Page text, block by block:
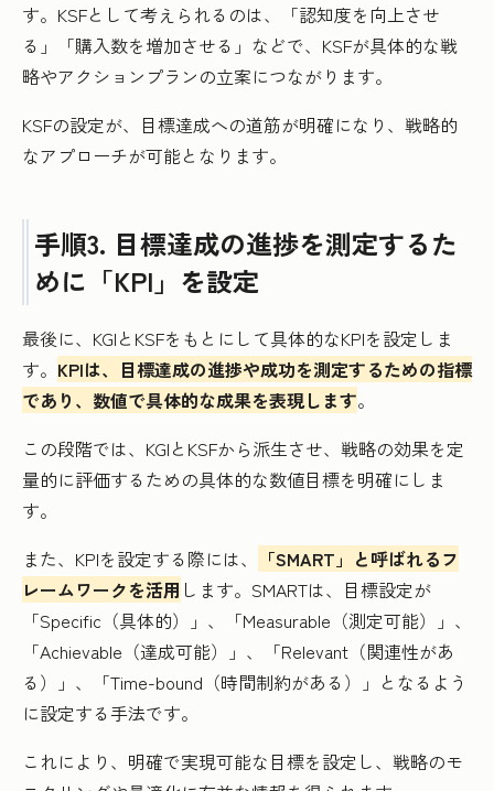
す。KSFとして考えられるのは、「認知度を向上させ
る」「購入数を増加させる」などで、KSFが具体的な戦
略やアクションプランの立案につながります。
KSFの設定が、目標達成への道筋が明確になり、戦略的
なアプローチが可能となります。
手順3. 目標達成の進捗を測定するた
めに「KPI」を設定
最後に、KGIとKSFをもとにして具体的なKPIを設定しま
す。 KPIは、目標達成の進捗や成功を測定するための指標
であり、数値で具体的な成果を表現します。
この段階では、KGIとKSFから派生させ、戦略の効果を定
量的に評価するための具体的な数値目標を明確にしま
す。
また、KPIを設定する際には、
「SMART」と呼ばれるフ
レームワークを活用 します。SMARTは、目標設定が
「Specific（具体的）」、「Measurable（測定可能）」、
「Achievable（達成可能）」、「Relevant（関連性があ
る）」、「Time-bound（時間制約がある）」となるよう
に設定する手法です。
これにより、明確で実現可能な目標を設定し、戦略のモ